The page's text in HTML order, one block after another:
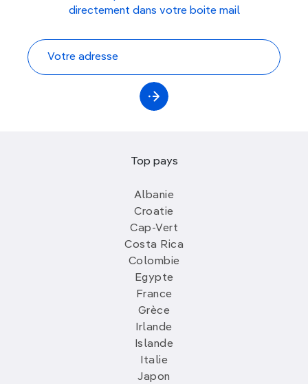
directement dans votre boite mail
Top pays
Albanie
Croatie
Cap-Vert
Costa Rica
Colombie
Egypte
France
Grèce
Irlande
Islande
Italie
Japon